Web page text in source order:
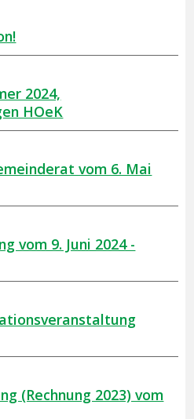
2024,
HOeK
vom 6. Mai
vom 9. Juni 2024 -
(Rechnung 2023) vom